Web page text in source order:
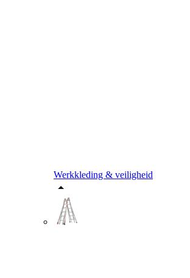
Werkkleding & veiligheid